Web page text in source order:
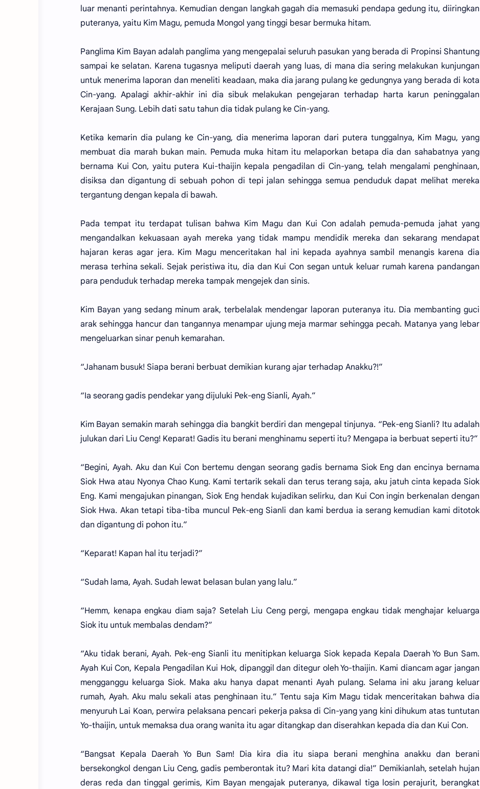
luar menanti perintahnya. Kemudian dengan langkah gagah dia memasuki pendapa gedung itu, diiringkan
puteranya, yaitu Kim Magu, pemuda Mongol yang tinggi besar bermuka hitam.
Panglima Kim Bayan adalah panglima yang mengepalai seluruh pasukan yang berada di Propinsi Shantung
sampai ke selatan. Karena tugasnya meliputi daerah yang luas, di mana dia sering melakukan kunjungan
untuk menerima laporan dan meneliti keadaan, maka dia jarang pulang ke gedungnya yang berada di kota
Cin-yang. Apalagi akhir-akhir ini dia sibuk melakukan pengejaran terhadap harta karun peninggalan
Kerajaan Sung. Lebih dati satu tahun dia tidak pulang ke Cin-yang.
Ketika kemarin dia pulang ke Cin-yang, dia menerima laporan dari putera tunggalnya, Kim Magu, yang
membuat dia marah bukan main. Pemuda muka hitam itu melaporkan betapa dia dan sahabatnya yang
bernama Kui Con, yaitu putera Kui-thaijin kepala pengadilan di Cin-yang, telah mengalami penghinaan,
disiksa dan digantung di sebuah pohon di tepi jalan sehingga semua penduduk dapat melihat mereka
tergantung dengan kepala di bawah.
Pada tempat itu terdapat tulisan bahwa Kim Magu dan Kui Con adalah pemuda-pemuda jahat yang
mengandalkan kekuasaan ayah mereka yang tidak mampu mendidik mereka dan sekarang mendapat
hajaran keras agar jera. Kim Magu menceritakan hal ini kepada ayahnya sambil menangis karena dia
merasa terhina sekali. Sejak peristiwa itu, dia dan Kui Con segan untuk keluar rumah karena pandangan
para penduduk terhadap mereka tampak mengejek dan sinis.
Kim Bayan yang sedang minum arak, terbelalak mendengar laporan puteranya itu. Dia membanting guci
arak sehingga hancur dan tangannya menampar ujung meja marmar sehingga pecah. Matanya yang lebar
mengeluarkan sinar penuh kemarahan.
“Jahanam busuk! Siapa berani berbuat demikian kurang ajar terhadap Anakku?!”
“Ia seorang gadis pendekar yang dijuluki Pek-eng Sianli, Ayah.”
Kim Bayan semakin marah sehingga dia bangkit berdiri dan mengepal tinjunya. “Pek-eng Sianli? Itu adalah
julukan dari Liu Ceng! Keparat! Gadis itu berani menghinamu seperti itu? Mengapa ia berbuat seperti itu?”
“Begini, Ayah. Aku dan Kui Con bertemu dengan seorang gadis bernama Siok Eng dan encinya bernama
Siok Hwa atau Nyonya Chao Kung. Kami tertarik sekali dan terus terang saja, aku jatuh cinta kepada Siok
Eng. Kami mengajukan pinangan, Siok Eng hendak kujadikan selirku, dan Kui Con ingin berkenalan dengan
Siok Hwa. Akan tetapi tiba-tiba muncul Pek-eng Sianli dan kami berdua ia serang kemudian kami ditotok
dan digantung di pohon itu.”
“Keparat! Kapan hal itu terjadi?”
“Sudah lama, Ayah. Sudah lewat belasan bulan yang lalu.”
“Hemm, kenapa engkau diam saja? Setelah Liu Ceng pergi, mengapa engkau tidak menghajar keluarga
Siok itu untuk membalas dendam?”
“Aku tidak berani, Ayah. Pek-eng Sianli itu menitipkan keluarga Siok kepada Kepala Daerah Yo Bun Sam.
Ayah Kui Con, Kepala Pengadilan Kui Hok, dipanggil dan ditegur oleh Yo-thaijin. Kami diancam agar jangan
mengganggu keluarga Siok. Maka aku hanya dapat menanti Ayah pulang. Selama ini aku jarang keluar
rumah, Ayah. Aku malu sekali atas penghinaan itu.” Tentu saja Kim Magu tidak menceritakan bahwa dia
menyuruh Lai Koan, perwira pelaksana pencari pekerja paksa di Cin-yang yang kini dihukum atas tuntutan
Yo-thaijin, untuk memaksa dua orang wanita itu agar ditangkap dan diserahkan kepada dia dan Kui Con.
“Bangsat Kepala Daerah Yo Bun Sam! Dia kira dia itu siapa berani menghina anakku dan berani
bersekongkol dengan Liu Ceng, gadis pemberontak itu? Mari kita datangi dia!” Demikianlah, setelah hujan
deras reda dan tinggal gerimis, Kim Bayan mengajak puteranya, dikawal tiga losin perajurit, berangkat